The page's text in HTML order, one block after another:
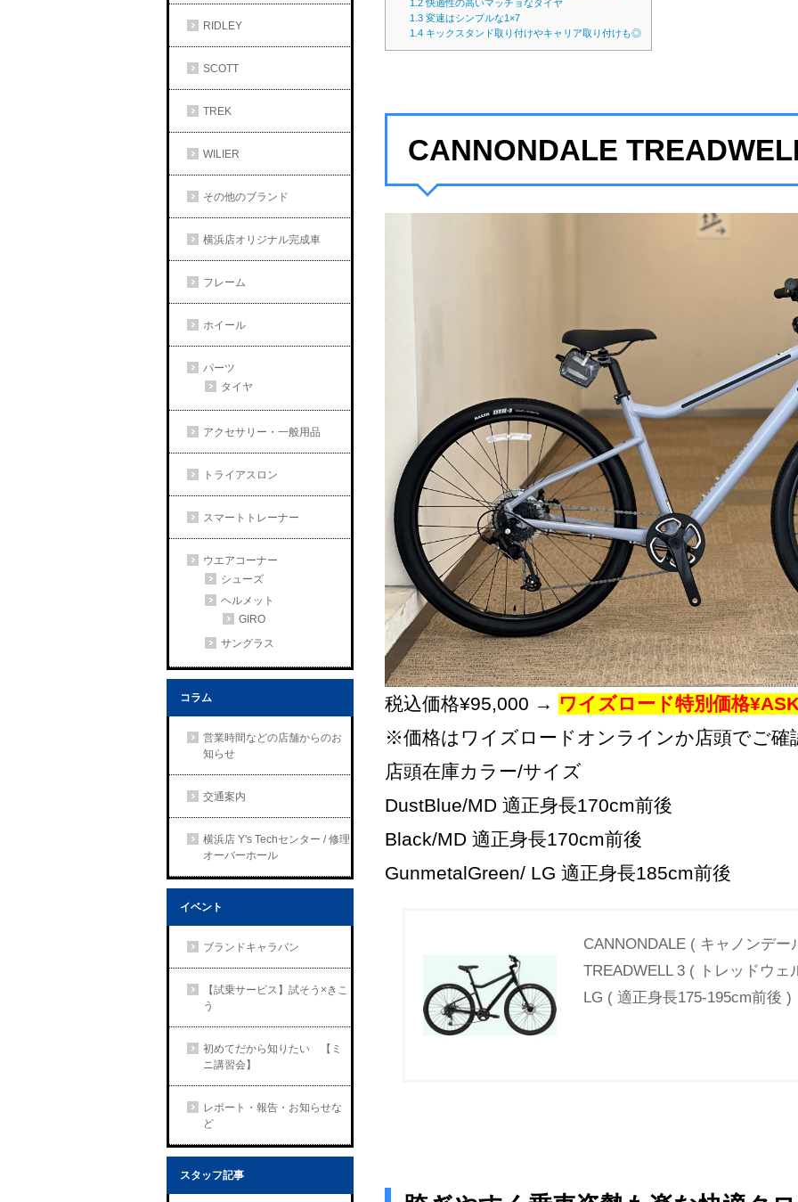
RIDLEY
SCOTT
TREK
WILIER
その他のブランド
横浜店オリジナル完成車
フレーム
ホイール
パーツ
タイヤ
アクセサリー・一般用品
トライアスロン
スマートトレーナー
ウエアコーナー
シューズ
ヘルメット
GIRO
サングラス
コラム
営業時間などの店舗からのお
知らせ
交通案内
横浜店 Y's Techセンター / 修理
オーバーホール
イベント
ブランドキャラバン
【試乗サービス】試そう×きこ
う
初めてだから知りたい 【ミ
ニ講習会】
レポート・報告・お知らせな
ど
スタッフ記事
1.2快適性の高いマッチョなタイヤ
1.3 変速はシンプルな1×7
1.4 キックスタンド取り付けやキャリア取り付けも◎
CANNONDALE
税込価格¥95,000 → ワイズロード特別価格
※価格はワイズロードオンラインか店頭でご確
店頭在庫カラー/サイズ
DustBlue/MD 適正身長170cm前後
Black/MD 適正身長170cm前後
GunmetalGreen/ LG 適正身長185cm前後
CANNONDALE ( キャノンデー
TREADWELL 3 ( トレッドウ
LG ( 適正身長175-195cm前後 )